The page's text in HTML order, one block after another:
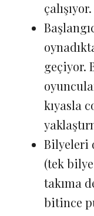
çalışıyor.
geçiyor.
kıyasla
Bilyeleri
(tek
takıma
bitince